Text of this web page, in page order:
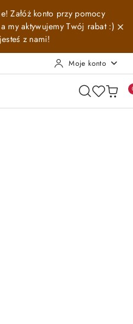
Załóż konto przy pomocy
my aktywujemy Twój rabat :)
z nami!
Moje konto